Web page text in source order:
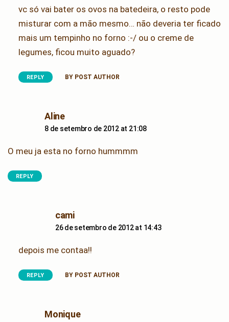
vc só vai bater os ovos na batedeira, o resto pode
misturar com a mão mesmo… não deveria ter ficado
mais um tempinho no forno :-/ ou o creme de
legumes, ficou muito aguado?
REPLY BY POST AUTHOR
Alinesays:
8 de setembro de 2012 at 21:08
O meu ja esta no forno hummmm
REPLY
camisays:
26 de setembro de 2012 at 14:43
depois me contaa!!
REPLY BY POST AUTHOR
Moniquesays: